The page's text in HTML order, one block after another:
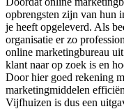
opbrengsten zijn van hun
je heeft opgeleverd. Als
organisatie er zo
online marketingbureau
klant naar op zoek is en
Door hier goed rekening
marketingmiddelen
Vijfhuizen is dus een